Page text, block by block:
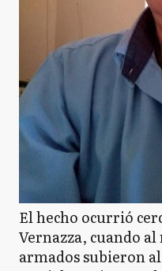
El hecho ocurrió
Vernazza, cuando
armados subieron